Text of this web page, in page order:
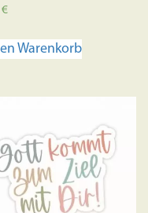
€
Warenkorb